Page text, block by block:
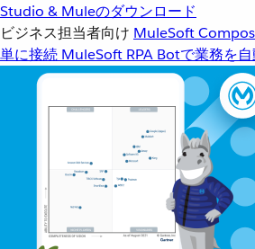
Studio & Muleのダウンロード
ビジネス担当者向け MuleSoft
単に接続 MuleSoft RPA Botで業務を